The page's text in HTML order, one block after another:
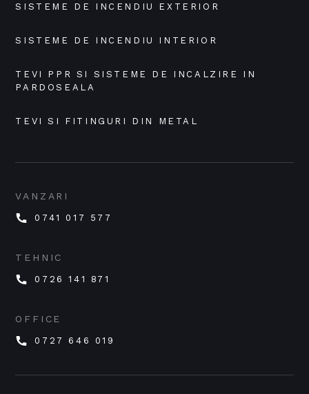
SISTEME DE INCENDIU EXTERIOR
SISTEME DE INCENDIU INTERIOR
TEVI PPR SI SISTEME DE INCALZIRE IN
PARDOSEALA
TEVI SI FITINGURI DIN METAL
VANZARI
0741 017 577
TEHNIC
0726 141 871
OFFICE
0727 646 019